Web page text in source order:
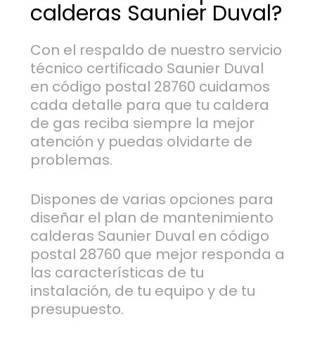
calderas Saunier Duval?
Con el respaldo de nuestro servicio
técnico certificado Saunier Duval
en código postal 28760 cuidamos
cada detalle para que tu caldera
de gas reciba siempre la mejor
atención y puedas olvidarte de
problemas.
Dispones de varias opciones para
diseñar el plan de mantenimiento
calderas Saunier Duval en código
postal 28760 que mejor responda a
las características de tu
instalación, de tu equipo y de tu
presupuesto.